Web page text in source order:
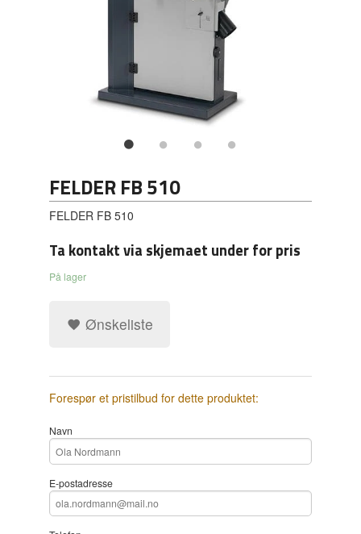
FELDER FB 510
FELDER FB 510
Ta kontakt via skjemaet under for pris
På lager
Ønskeliste
Forespør et pristilbud for dette produktet:
Navn
E-postadresse